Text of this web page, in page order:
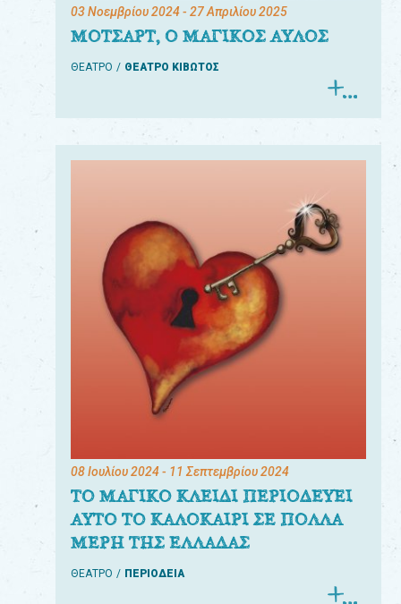
03 Νοεμβρίου 2024- 27 Απριλίου 2025
ΜΟΤΣΑΡΤ, Ο ΜΑΓΙΚΟΣ ΑΥΛΟΣ
ΘΕΑΤΡΟ ΘΕΑΤΡΟ ΚΙΒΩΤΟΣ
08 Ιουλίου 2024- 11 Σεπτεμβρίου 2024
ΤΟ ΜΑΓΙΚΟ ΚΛΕΙΔΙ ΠΕΡΙΟΔΕΥΕΙ
ΑΥΤΟ ΤΟ ΚΑΛΟΚΑΙΡΙ ΣΕ ΠΟΛΛΑ
ΜΕΡΗ ΤΗΣ ΕΛΛΑΔΑΣ
ΘΕΑΤΡΟ ΠΕΡΙΟΔΕΙΑ